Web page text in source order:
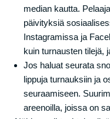
median kautta.
päivityksiä
Instagramissa ja
kuin turnausten tilejä,
Jos haluat seurata
lippuja turnauksiin ja
seuraamiseen.
areenoilla, joissa on